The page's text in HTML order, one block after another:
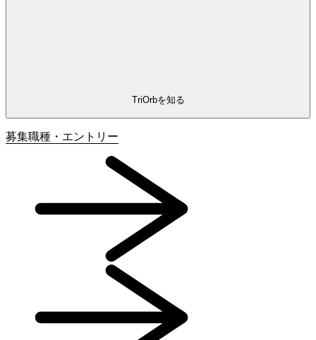
TriOrbを知る
募集職種・ エントリー